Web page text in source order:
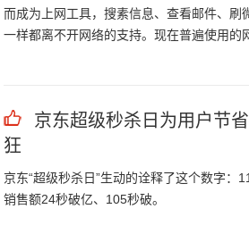
而成为上网工具，搜素信息、查看邮件、刷
一样都离不开网络的支持。现在普遍使用的
发展太快，三大运营商的“4G+网络”已经蓄
京东超级秒杀日为用户节
狂
京东“超级秒杀日”生动的诠释了这个数字：
销售额24秒破亿、105秒破。